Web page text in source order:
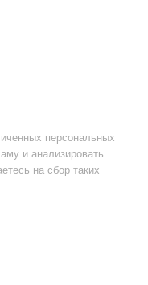
персональных
и анализировать
на сбор таких